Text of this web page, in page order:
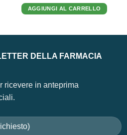
originale attuale
AGGIUNGI AL CARRELLO
DELLA FARMACIA
ricevere in anteprima